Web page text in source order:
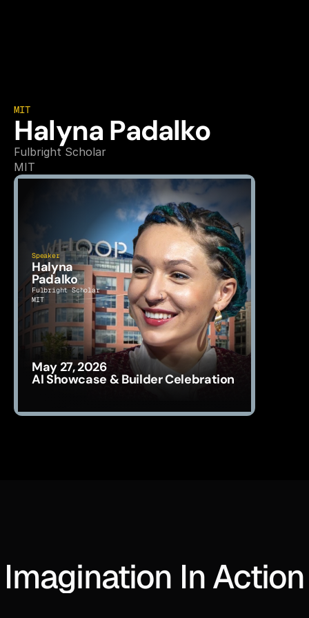
MIT
Halyna Padalko
Fulbright Scholar
MIT
May 27, 2026
AI Showcase & Builder Celebration
Speaker
Halyna
Padalko
Fulbright Scholar
MIT
Imagination In Action